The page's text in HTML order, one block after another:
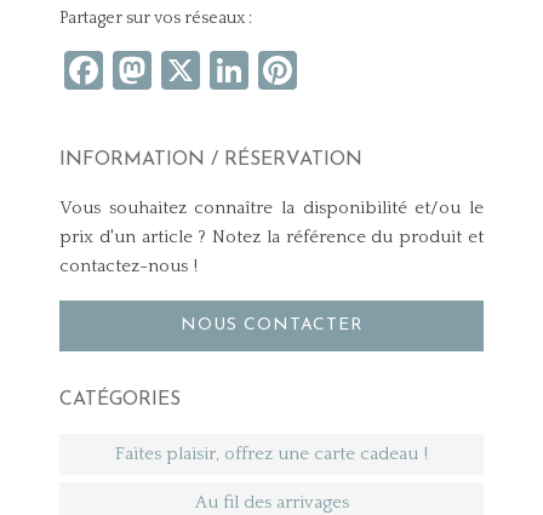
Partager sur vos réseaux :
Facebook
Mastodon
X LinkedIn
INFORMATION / RÉSERVATION
Vous souhaitez connaître la disponibilité et/ou le
prix d'un article ? Notez la référence du produit et
contactez-nous !
NOUS CONTACTER
CATÉGORIES
Faites plaisir, offrez une carte cadeau !
Au fil des arrivages